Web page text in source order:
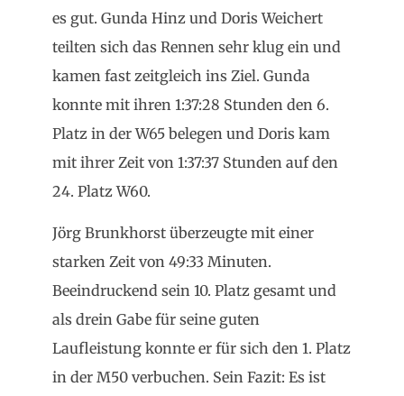
es gut. Gunda Hinz und Doris Weichert
teilten sich das Rennen sehr klug ein und
kamen fast zeitgleich ins Ziel. Gunda
konnte mit ihren 1:37:28 Stunden den 6.
Platz in der W65 belegen und Doris kam
mit ihrer Zeit von 1:37:37 Stunden auf den
24. Platz W60.
Jörg Brunkhorst überzeugte mit einer
starken Zeit von 49:33 Minuten.
Beeindruckend sein 10. Platz gesamt und
als drein Gabe für seine guten
Laufleistung konnte er für sich den 1. Platz
in der M50 verbuchen. Sein Fazit: Es ist